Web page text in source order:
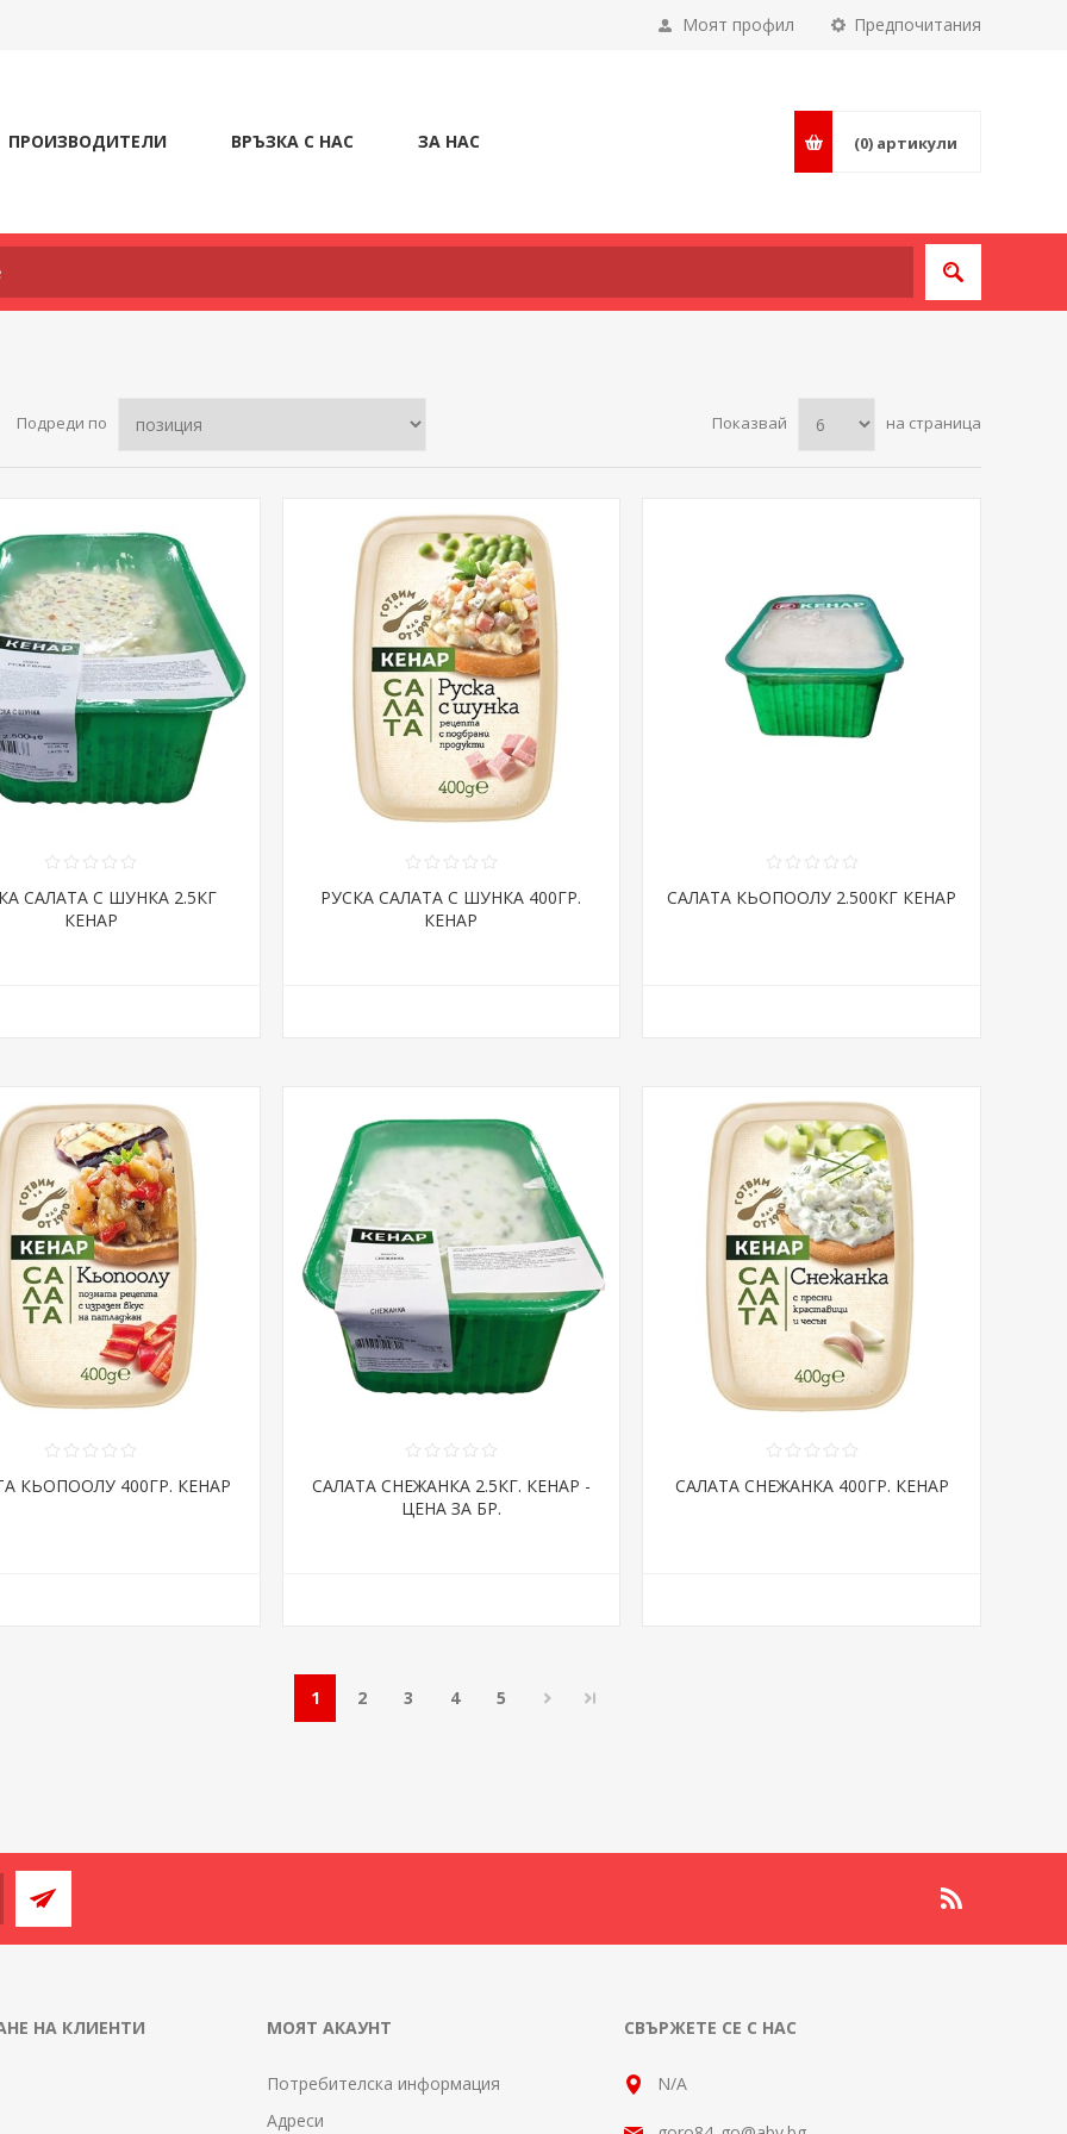
Предпочитания
Моят профил
ПРОИЗВОДИТЕЛИ ВРЪЗКА С НАС ЗА НАС (0) артикули
Подреди по Показвай на страница
САЛАТА С ШУНКА 2.5КГ
КЕНАР
РУСКА САЛАТА С ШУНКА 400ГР.
КЕНАР
САЛАТА КЬОПООЛУ 2.500КГ КЕНАР
КЬОПООЛУ 400ГР. КЕНАР
САЛАТА СНЕЖАНКА 2.5КГ. КЕНАР -
ЦЕНА ЗА БР.
САЛАТА СНЕЖАНКА 400ГР. КЕНАР
1 2 3 4 5
НА КЛИЕНТИ МОЯТ АКАУНТ
Потребителска информация
Адреси
СВЪРЖЕТЕ СЕ С НАС
N/A